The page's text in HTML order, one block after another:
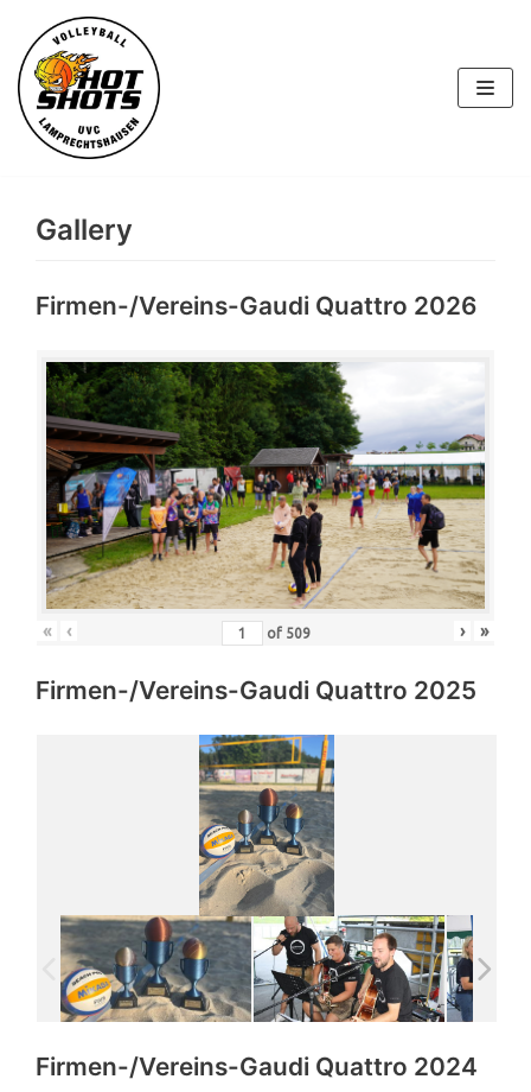
Skip
to
content
Gallery
Firmen-/Vereins-Gaudi Quattro 2026
« ‹ of 509 › »
Firmen-/Vereins-Gaudi Quattro 2025
Firmen-/Vereins-Gaudi Quattro 2024